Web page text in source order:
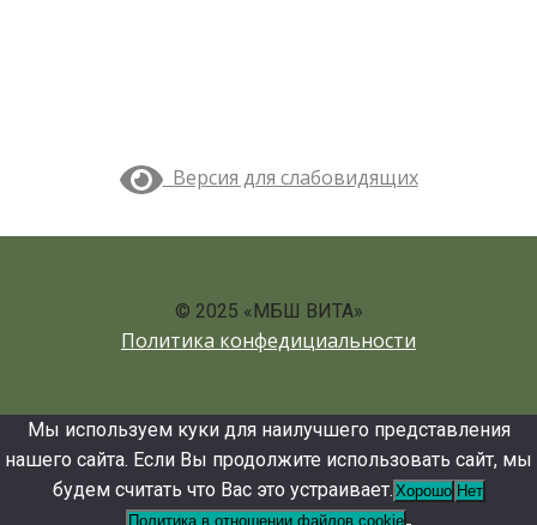
Версия для слабовидящих
© 2025 «МБШ ВИТА»
Политика конфедициальности
Мы используем куки для наилучшего представления
нашего сайта. Если Вы продолжите использовать сайт, мы
будем считать что Вас это устраивает. Хорошо Нет
Политика в отношении файлов cookie